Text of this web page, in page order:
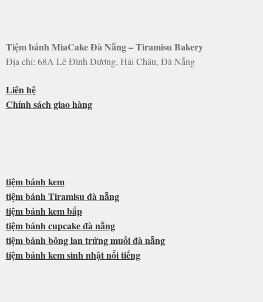
Tiệm bánh MiaCake Đà Nẵng – Tiramisu Bakery
Địa chỉ: 68A Lê Đình Dương, Hải Châu, Đà Nẵng
Liên hệ
Chính sách giao hàng
tiệm bánh kem
tiệm bánh Tiramisu đà nẵng
tiệm bánh kem bắp
tiệm bánh cupcake đà nẵng
tiệm bánh bông lan trứng muối đà nẵng
tiệm bánh kem sinh nhật nổi tiếng